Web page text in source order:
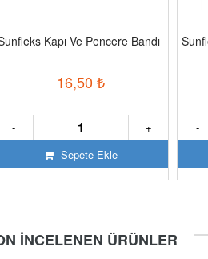
Kapı Ve Pencere Bandı
16,50 ₺
+
-
Sepete Ekle
-
İNCELENEN ÜRÜNLER